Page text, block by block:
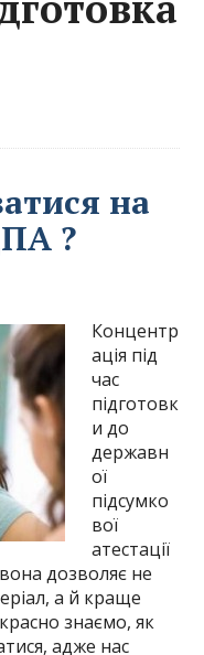
на
?
Концентр
ація під
час
підготовк
и до
державн
ої
підсумко
вої
атестації
дозволяє не
а й краще
знаємо, як
адже нас